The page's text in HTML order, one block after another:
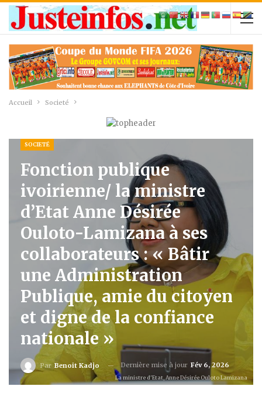
Accueil Societé
SOCIETÉ
Fonction publique
ivoirienne/ la ministre
d’Etat Anne Désirée
Ouloto-Lamizana à ses
collaborateurs : « Bâtir
une Administration
Publique, amie du citoyen
et digne de la confiance
nationale »
Par Benoit Kadjo Dernière mise à jour Fév 6, 2026
La ministre d'Etat, Anne Désirée Ouloto Lamizana